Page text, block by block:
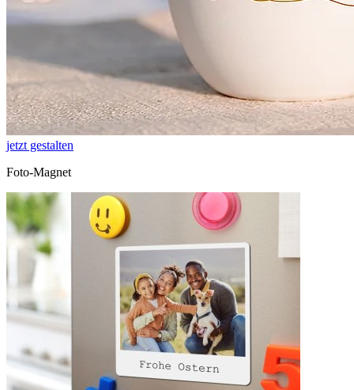
jetzt gestalten
Foto-Magnet